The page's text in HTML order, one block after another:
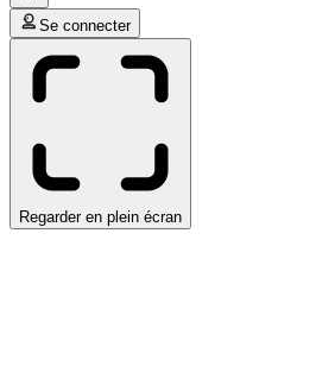
Se connecter
Regarder en plein écran